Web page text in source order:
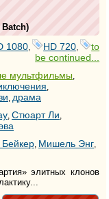
Batch)
1080 HD 720
to
be continued...
мультфильмы
драма
Стюарт Ли
Мишель Энг
элитных клонов